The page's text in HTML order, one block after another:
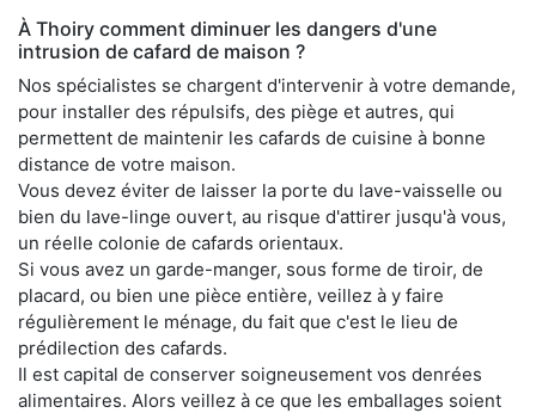
À Thoiry comment diminuer les dangers d'une
intrusion de cafard de maison ?
Nos spécialistes se chargent d'intervenir à votre demande,
pour installer des répulsifs, des piège et autres, qui
permettent de maintenir les cafards de cuisine à bonne
distance de votre maison.
Vous devez éviter de laisser la porte du lave-vaisselle ou
bien du lave-linge ouvert, au risque d'attirer jusqu'à vous,
un réelle colonie de cafards orientaux.
Si vous avez un garde-manger, sous forme de tiroir, de
placard, ou bien une pièce entière, veillez à y faire
régulièrement le ménage, du fait que c'est le lieu de
prédilection des cafards.
Il est capital de conserver soigneusement vos denrées
alimentaires. Alors veillez à ce que les emballages soient